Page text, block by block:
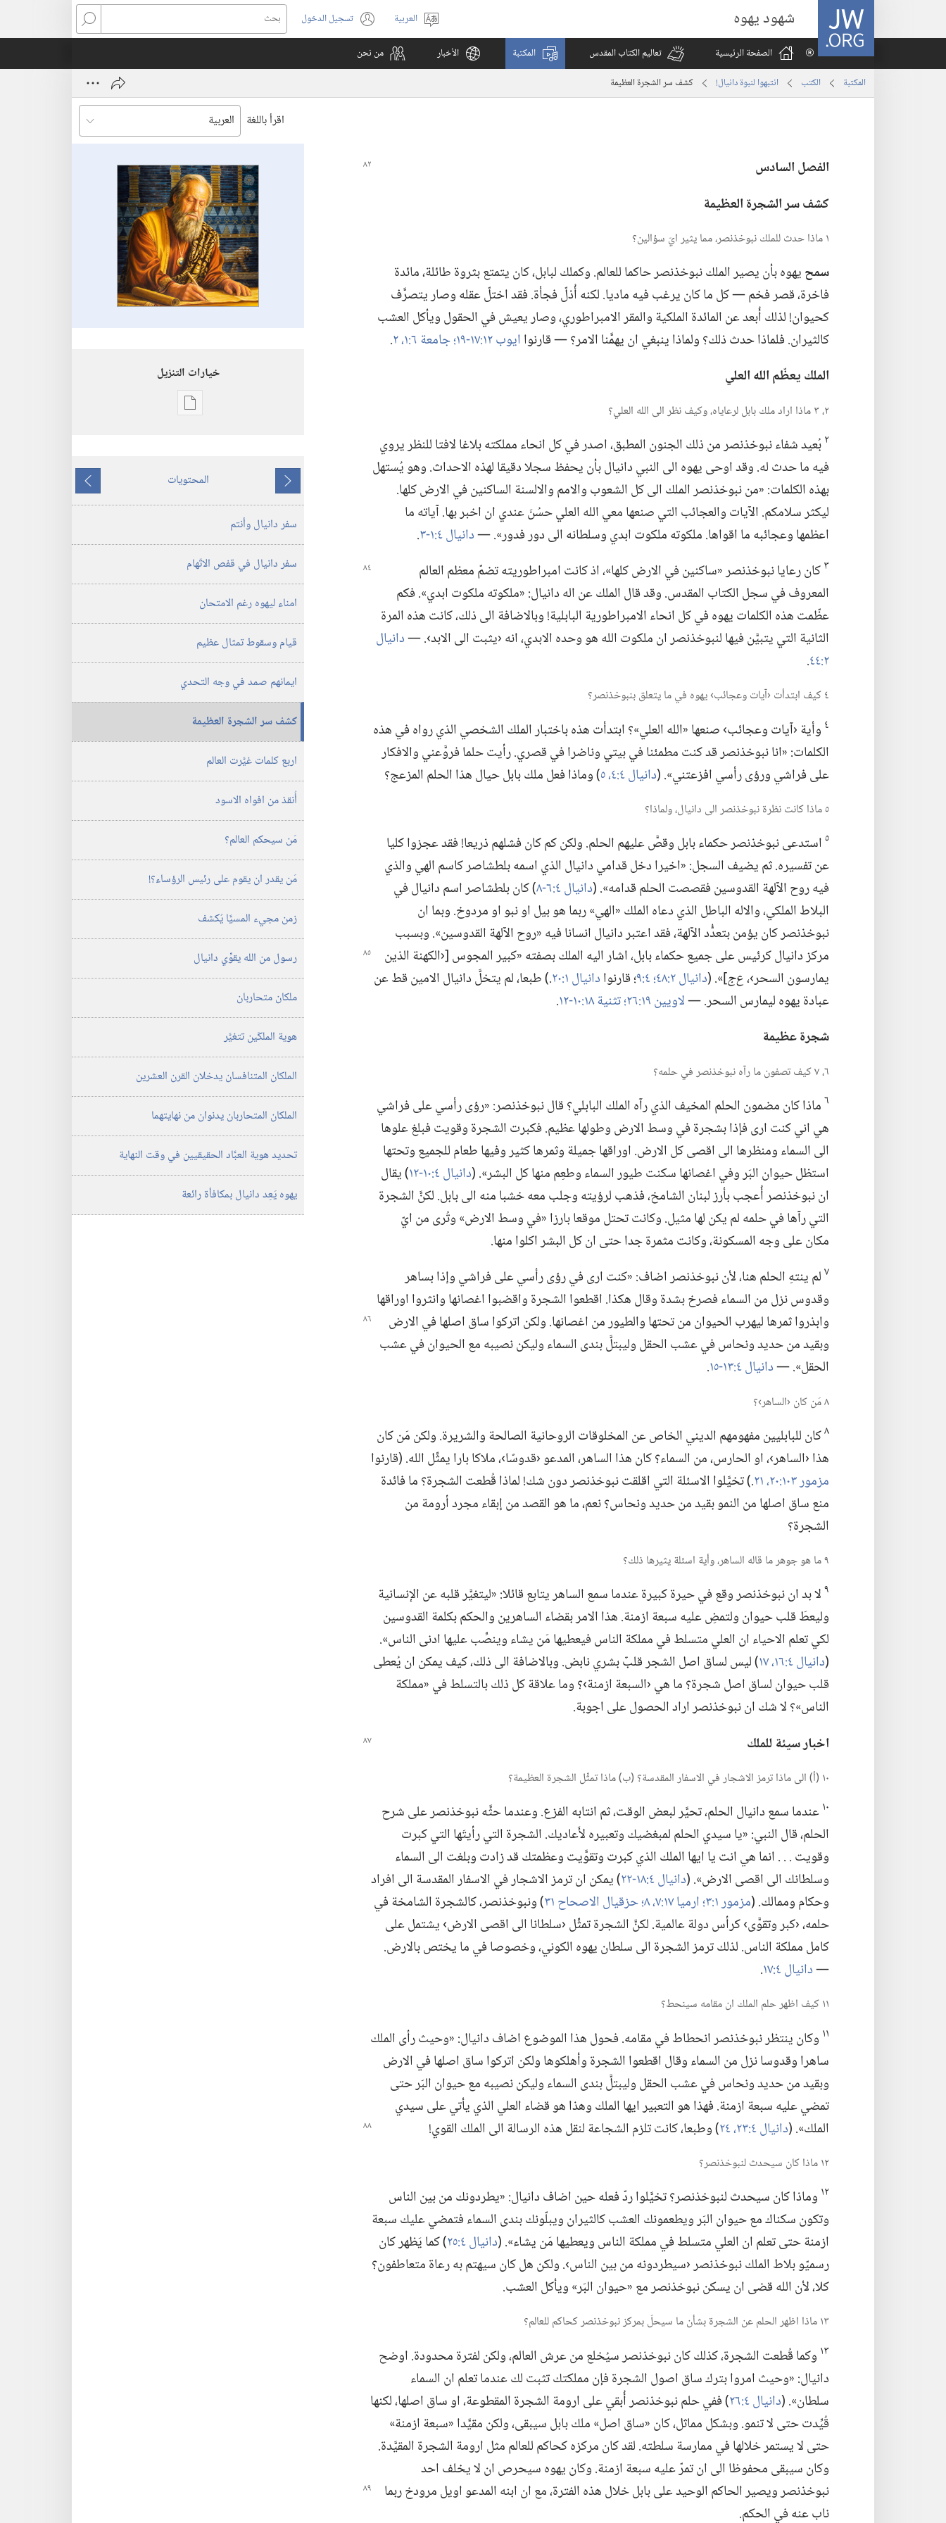
JW.ORG شهود يهوه
اختر
اللغة
العربية تسجيل الدخول
(يفتح
نافذة
بحث
الصفحة الرئيسية
تعاليم الكتاب المقدس المكتبة الأخبار من نحن
المكتبة الكتب انتبهوا لنبوة دانيال!‏ كشف سر الشجرة العظيمة
اقرأ باللغة
الفصل السادس
كشف سر الشجرة العظيمة
١ ماذا حدث للملك نبوخذنصر،‏ مما يثير ايّ سؤالين؟‏
سمحيهوه بأن يصير الملك نبوخذنصر حاكما للعالم.‏ وكملك لبابل،‏ كان يتمتع بثروة طائلة،‏ مائدة
فاخرة،‏ قصر فخم —‏ كل ما كان يرغب فيه ماديا.‏ لكنه أُذلّ فجأة.‏ فقد اختلّ عقله وصار يتصرَّف
كحيوان!‏ لذلك أُبعد عن المائدة الملكية والمقر الامبراطوري،‏ وصار يعيش في الحقول ويأكل العشب
كالثيران.‏ فلماذا حدث ذلك؟‏ ولماذا ينبغي ان يهمَّنا الامر؟‏ —‏ قارنواايوب ١٢:‏​١٧-‏١٩؛‏ جامعة ٦:‏​١،‏ ٢
‏.‏
الملك يعظّم الله العلي
٢،‏ ٣ ماذا اراد ملك بابل لرعاياه،‏ وكيف نظر الى الله العلي؟‏
٢بُعيد شفاء نبوخذنصر من ذلك الجنون المطبق،‏ اصدر في كل انحاء مملكته بلاغا لافتا للنظر يروي
فيه ما حدث له.‏ وقد اوحى يهوه الى النبي دانيال بأن يحفظ سجلا دقيقا لهذه الاحداث.‏ وهو يُستهل
بهذه الكلمات:‏ «من نبوخذنصر الملك الى كل الشعوب والامم والالسنة الساكنين في الارض كلها.‏
ليكثر سلامكم.‏ الآيات والعجائب التي صنعها معي الله العلي حسُنَ عندي ان اخبر بها.‏ آياته ما
اعظمها وعجائبه ما اقواها.‏ ملكوته ملكوت ابدي وسلطانه الى دور فدور».‏ —‏دانيال ٤:‏​١-‏٣ ‏.‏
٣كان رعايا نبوخذنصر «ساكنين في الارض كلها»،‏ اذ كانت امبراطوريته تضمّ معظم العالم
المعروف في سجل الكتاب المقدس.‏ وقد قال الملك عن اله دانيال:‏ «ملكوته ملكوت ابدي».‏ فكم
عظّمت هذه الكلمات يهوه في كل انحاء الامبراطورية البابلية!‏ وبالاضافة الى ذلك،‏ كانت هذه المرة
الثانية التي يتبيَّن فيها لنبوخذنصر ان ملكوت الله هو وحده الابدي،‏ انه ‹يثبت الى الابد›.‏ —‏دانيال
٢:‏٤٤
‏.‏
٤ كيف ابتدأت ‹آيات وعجائب› يهوه في ما يتعلق بنبوخذنصر؟‏
٤ وأية ‹آيات وعجائب› صنعها «الله العلي»؟‏ ابتدأت هذه باختبار الملك الشخصي الذي رواه في هذه
الكلمات:‏ «انا نبوخذنصر قد كنت مطمئنا في بيتي وناضرا في قصري.‏ رأيت حلما فروَّعني والافكار
على فراشي ورؤى رأسي افزعتني».‏ (‏دانيال ٤:‏​٤،‏ ٥ ‏)‏ وماذا فعل ملك بابل حيال هذا الحلم المزعج؟‏
٥ ماذا كانت نظرة نبوخذنصر الى دانيال،‏ ولماذا؟‏
٥استدعى نبوخذنصر حكماء بابل وقصَّ عليهم الحلم.‏ ولكن كم كان فشلهم ذريعا!‏ فقد عجزوا كليا
عن تفسيره.‏ ثم يضيف السجل:‏ «اخيرا دخل قدامي دانيال الذي اسمه بلطشاصر كاسم الهي والذي
فيه روح الآلهة القدوسين فقصصت الحلم قدامه».‏ (‏دانيال ٤:‏​٦-‏٨
‏)‏ كان بلطشاصر اسم دانيال في
البلاط الملكي،‏ والاله الباطل الذي دعاه الملك «الهي» ربما هو بيل او نبو او مردوخ.‏ وبما ان
نبوخذنصر كان يؤمن بتعدُّد الآلهة،‏ فقد اعتبر دانيال انسانا فيه «روح الآلهة القدوسين».‏ وبسبب
مركز دانيالكرئيس على جميع حكماء بابل،‏ اشار اليه الملك بصفته «كبير المجوس [‹الكهنة الذين
يمارسون السحر›،‏ع‌ج‏]».‏ (‏دانيال ٢:‏٤٨؛‏ ‏؛‏ قارنوادانيال ١:‏٢٠
‏.‏)‏ طبعا،‏ لم يتخلَّ دانيال الامين قط عن
عبادة يهوه ليمارس السحر.‏ —‏لاويين ١٩:‏٢٦؛‏ تثنية ١٨:‏​١٠-‏١٢
‏.‏
شجرة عظيمة
٦،‏ ٧ كيف تصفون ما رآه نبوخذنصر في حلمه؟‏
٦ماذا كان مضمون الحلم المخيف الذي رآه الملك البابلي؟‏ قال نبوخذنصر:‏ «رؤى رأسي على فراشي
هي اني كنت ارى فإذا بشجرة في وسط الارض وطولها عظيم.‏ فكبرت الشجرة وقويت فبلغ علوها
الى السماء ومنظرها الى اقصى كل الارض.‏ اوراقها جميلة وثمرها كثير وفيها طعام للجميع وتحتها
استظل حيوان البَر وفي اغصانها سكنت طيور السماء وطعِم منها كل البشر».‏ (‏دانيال ٤:‏​١٠-‏١٢
‏)‏ يقال
ان نبوخذنصر أُعجب بأرز لبنان الشامخ،‏ فذهب لرؤيته وجلب معه خشبا منه الى بابل.‏ لكنَّ الشجرة
التي رآها في حلمه لم يكن لها مثيل.‏ وكانت تحتل موقعا بارزا «في وسط الارض» وتُرى من ايّ
مكان على وجه المسكونة،‏ وكانت مثمرة جدا حتى ان كل البشر اكلوا منها.‏
٧لم ينتهِ الحلم هنا،‏ لأن نبوخذنصر اضاف:‏ «كنت ارى في رؤى رأسي على فراشي وإذا بساهر
وقدوس نزل من السماء فصرخ بشدة وقال هكذا.‏ اقطعوا الشجرة واقضبوا اغصانها وانثروا اوراقها
وابذروا ثمرها ليهرب الحيوان منتحتها والطيور من اغصانها.‏ ولكن اتركوا ساق اصلها في الارض
وبقيد من حديد ونحاس في عشب الحقل وليبتلَّ بندى السماء وليكن نصيبه مع الحيوان في عشب
الحقل».‏ —‏دانيال ٤:‏​١٣-‏١٥ ‏.‏
٨ مَن كان ‹الساهر›؟‏
٨كان للبابليين مفهومهم الديني الخاص عن المخلوقات الروحانية الصالحة والشريرة.‏ ولكن مَن كان
هذا ‹الساهر›،‏ او الحارس،‏ من السماء؟‏ كان هذا الساهر،‏ المدعو ‹قدوسًا›،‏ ملاكا بارا يمثِّل الله.‏ (‏قارنوا
مزمور ١٠٣:‏​٢٠،‏ ٢١
‏.‏)‏ تخيَّلوا الاسئلة التي اقلقت نبوخذنصر دون شك!‏ لماذا قُطعت الشجرة؟‏ ما فائدة
منع ساق اصلها من النمو بقيد من حديد ونحاس؟‏ نعم،‏ ما هو القصد من إبقاء مجرد أرومة من
الشجرة؟‏
٩ ما هو جوهر ما قاله الساهر،‏ وأية اسئلة يثيرها ذلك؟‏
٩لا بد ان نبوخذنصر وقع في حيرة كبيرة عندما سمع الساهر يتابع قائلا:‏ «ليتغيَّر قلبه عن الإنسانية
وليعطَ قلب حيوان ولتمضِ عليه سبعة ازمنة.‏ هذا الامر بقضاء الساهرين والحكم بكلمة القدوسين
لكي تعلم الاحياء ان العلي متسلط في مملكة الناس فيعطيها مَن يشاء وينصِّب عليها ادنى الناس».‏
(‏دانيال ٤:‏​١٦،‏ ١٧
‏)‏ ليس لساق اصل الشجر قلبٌ بشري نابض.‏ وبالاضافة الى ذلك،‏ كيف يمكن ان يُعطى
قلب حيوان لساق اصل شجرة؟‏ ما هي ‹السبعة ازمنة›؟‏ وما علاقة كل ذلك بالتسلط في «مملكة
الناس»؟‏ لا شك ان نبوخذنصر اراد الحصول على اجوبة.‏
اخبار سيئة للملك
١٠ (‏أ)‏ الى ماذا ترمز الاشجار في الاسفار المقدسة؟‏ (‏ب)‏ ماذا تمثِّل الشجرة العظيمة؟‏
١٠عندما سمع دانيال الحلم،‏ تحيَّر لبعض الوقت،‏ ثم انتابه الفزع.‏ وعندما حثَّه نبوخذنصر على شرح
الحلم،‏ قال النبي:‏ «يا سيدي الحلم لمبغضيك وتعبيره لأَعاديك.‏ الشجرة التي رأيتَها التي كبرت
وقويت .‏ .‏ .‏ انما هي انت يا ايها الملك الذي كبرت وتقوَّيت وعظمتك قد زادت وبلغت الى السماء
وسلطانك الى اقصى الارض».‏ (‏دانيال ٤:‏​١٨-‏٢٢
‏)‏ يمكن ان ترمز الاشجار في الاسفار المقدسة الى افراد
وحكام وممالك.‏ (‏مزمور ١:‏٣؛‏ ارميا ١٧:‏​٧،‏ ٨؛‏ حزقيال الاصحاح ٣١
‏)‏ ونبوخذنصر،‏ كالشجرة الشامخة في
حلمه،‏ ‹كبر وتقوَّى› كرأس دولة عالمية.‏ لكنَّ الشجرة تمثِّل ‹سلطانا الى اقصى الارض› يشتمل على
كامل مملكة الناس.‏ لذلك ترمز الشجرة الى سلطان يهوه الكوني،‏ وخصوصا في ما يختص بالارض.‏
—‏دانيال ٤:‏١٧ ‏.‏
١١ كيف اظهر حلم الملك ان مقامه سينحط؟‏
١١ وكان ينتظر نبوخذنصر انحطاط في مقامه.‏ فحول هذا الموضوع اضاف دانيال:‏ «وحيث رأى الملك
ساهرا وقدوسا نزل من السماء وقال اقطعوا الشجرة وأهلكوها ولكن اتركوا ساق اصلها في الارض
وبقيد من حديد ونحاس في عشب الحقل وليبتلَّ بندى السماء وليكن نصيبه مع حيوان البَر حتى
تمضي عليه سبعة ازمنة.‏ فهذا هو التعبير ايها الملك وهذا هو قضاء العلي الذي يأتي على سيدي
الملك».‏ (‏دانيال ٤:‏​ ٢٣،‏ ٢٤ ‏)‏ وطبعا،‏ كانت تلزم الشجاعة لنقل هذه الرسالة الى الملك القوي!‏
١٢ ماذا كان سيحدث لنبوخذنصر؟‏
١٢ وماذا كان سيحدث لنبوخذنصر؟‏ تخيَّلوا ردّ فعله حين اضاف دانيال:‏ «يطردونك من بين الناس
وتكون سكناك مع حيوان البَر ويطعمونك العشب كالثيران ويبلّونك بندى السماء فتمضي عليك سبعة
ازمنة حتى تعلم ان العلي متسلط في مملكة الناس ويعطيها مَن يشاء».‏ (‏دانيال ٤:‏٢٥
‏)‏ كما يَظهر كان
رسميّو بلاط الملك نبوخذنصر ‹سيطردونه من بين الناس›.‏ ولكن هل كان سيهتم به رعاة متعاطفون؟‏
كلا،‏ لأن الله قضى ان يسكن نبوخذنصر مع «حيوان البَر» ويأكل العشب.‏
١٣ ماذا اظهر الحلم عن الشجرة بشأن ما سيحلّ بمركز نبوخذنصر كحاكم للعالم؟‏
١٣ وكما قُطعت الشجرة،‏ كذلك كان نبوخذنصر سيُخلع من عرش العالم،‏ ولكن لفترة محدودة.‏ اوضح
دانيال:‏ «وحيث امروا بترك ساق اصول الشجرة فإن مملكتك تثبت لك عندما تعلم ان السماء
سلطان».‏ (‏دانيال ٤:‏٢٦
‏)‏ ففي حلم نبوخذنصر أُبقي على ارومة الشجرة المقطوعة،‏ او ساق اصلها،‏ لكنها
قُيِّدت حتى لا تنمو.‏ وبشكل مماثل،‏ كان «ساق اصل» ملك بابل سيبقى،‏ ولكن مقيَّدا «سبعة ازمنة»
حتى لا يستمر خلالها في ممارسة سلطته.‏ لقد كان مركزه كحاكم للعالم مثل ارومة الشجرة المقيَّدة.‏
وكان سيبقى محفوظا الى ان تمرّ عليه سبعة ازمنة.‏ وكان يهوه سيحرص ان لا يخلف احد
نبوخذنصر ويصيرالحاكم الوحيد على بابل خلال هذه الفترة،‏ مع ان ابنه المدعو اويل مرودخ ربما
ناب عنه في الحكم.‏
خيارات التنزيل
خيارات
لنبوة
دانيال!‏
ما
يسبق
المحتويات
ما
يلي
سفر دانيال وأنتم
سفر دانيال في قفص الاتّهام
امناء ليهوه رغم الامتحان
قيام وسقوط تمثال عظيم
ايمانهم صمد في وجه التحدي
كشف سر الشجرة العظيمة
اربع كلمات غيَّرت العالم
أُنقذ من افواه الاسود
مَن سيحكم العالم؟‏
مَن يقدر ان يقوم على رئيس الرؤساء؟‏!‏
زمن مجيء المسيَّا يُكشف
رسول من الله يقوِّي دانيال
ملكان متحاربان
هوية الملكَين تتغيَّر
الملكان المتنافسان يدخلان القرن العشرين
الملكان المتحاربان يدنوان من نهايتهما
تحديد هوية العبَّاد الحقيقيين في وقت النهاية
يهوه يَعِد دانيال بمكافأة رائعة